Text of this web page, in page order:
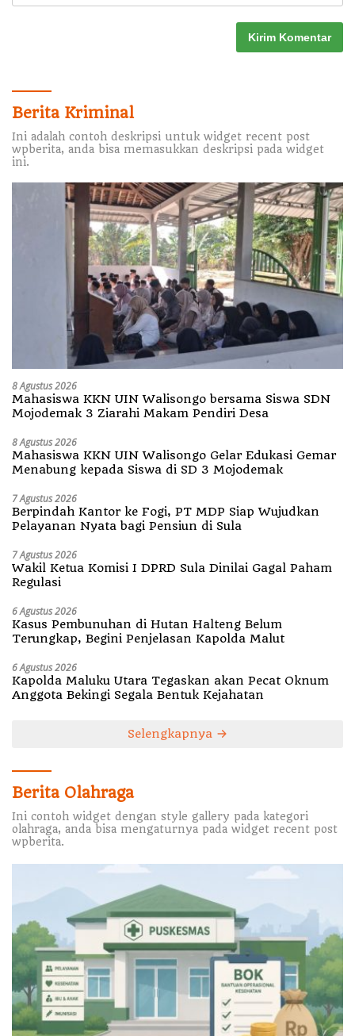
Berita Kriminal
Ini adalah contoh deskripsi untuk widget recent post
wpberita, anda bisa memasukkan deskripsi pada widget
ini.
8 Agustus 2026
Mahasiswa KKN UIN Walisongo bersama Siswa SDN
Mojodemak 3 Ziarahi Makam Pendiri Desa
8 Agustus 2026
Mahasiswa KKN UIN Walisongo Gelar Edukasi Gemar
Menabung kepada Siswa di SD 3 Mojodemak
7 Agustus 2026
Berpindah Kantor ke Fogi, PT MDP Siap Wujudkan
Pelayanan Nyata bagi Pensiun di Sula
7 Agustus 2026
Wakil Ketua Komisi I DPRD Sula Dinilai Gagal Paham
Regulasi
6 Agustus 2026
Kasus Pembunuhan di Hutan Halteng Belum
Terungkap, Begini Penjelasan Kapolda Malut
6 Agustus 2026
Kapolda Maluku Utara Tegaskan akan Pecat Oknum
Anggota Bekingi Segala Bentuk Kejahatan
Selengkapnya
Berita Olahraga
Ini contoh widget dengan style gallery pada kategori
olahraga, anda bisa mengaturnya pada widget recent post
wpberita.